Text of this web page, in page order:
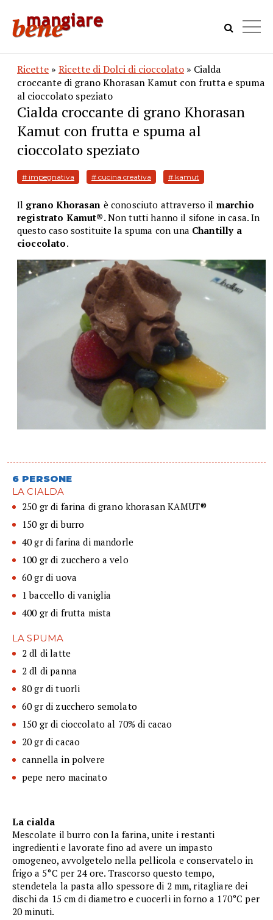
Ricette » Ricette di Dolci di cioccolato » Cialda
croccante di grano Khorasan Kamut con frutta e spuma
al cioccolato speziato
Cialda croccante di grano Khorasan
Kamut con frutta e spuma al
cioccolato speziato
# impegnativa # cucina creativa # kamut
Il grano Khorasan è conosciuto attraverso il marchio
registrato Kamut®.Non tutti hanno il sifone in casa. In
questo caso sostituite la spuma con una Chantilly a
cioccolato.
6 PERSONE
LA CIALDA
250 gr di farina di grano khorasan KAMUT®
150 gr di burro
40 gr di farina di mandorle
100 gr di zucchero a velo
60 gr di uova
1 baccello di vaniglia
400 gr di frutta mista
LA SPUMA
2 dl di latte
2 dl di panna
80 gr di tuorli
60 gr di zucchero semolato
150 gr di cioccolato al 70% di cacao
20 gr di cacao
cannella in polvere
pepe nero macinato
La cialda
Mescolate il burro con la farina, unite i restanti
ingredienti e lavorate fino ad avere un impasto
omogeneo, avvolgetelo nella pellicola e conservatelo in
frigo a 5°C per 24 ore. Trascorso questo tempo,
stendetela la pasta allo spessore di 2 mm, ritagliare dei
dischi da 15 cm di diametro e cuocerli in forno a 170°C per
20 minuti.